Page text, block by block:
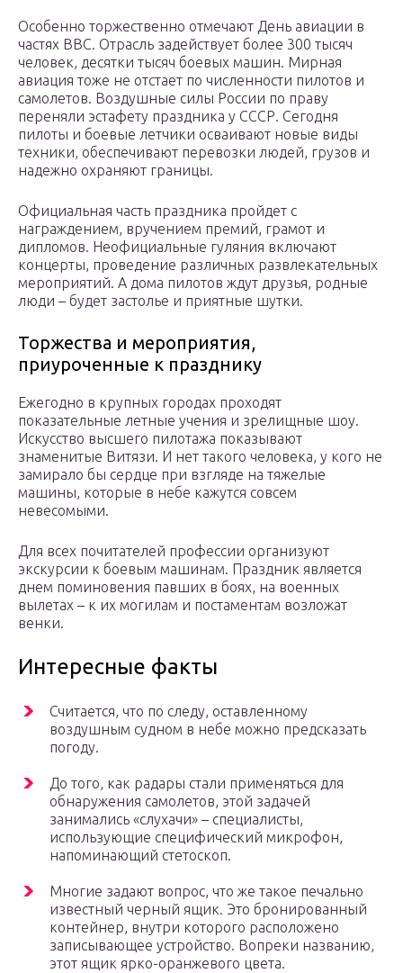
Особенно торжественно отмечают День авиации в
частях ВВС. Отрасль задействует более 300 тысяч
человек, десятки тысяч боевых машин. Мирная
авиация тоже не отстает по численности пилотов и
самолетов. Воздушные силы России по праву
переняли эстафету праздника у СССР. Сегодня
пилоты и боевые летчики осваивают новые виды
техники, обеспечивают перевозки людей, грузов и
надежно охраняют границы.
Официальная часть праздника пройдет с
награждением, вручением премий, грамот и
дипломов. Неофициальные гуляния включают
концерты, проведение различных развлекательных
мероприятий. А дома пилотов ждут друзья, родные
люди – будет застолье и приятные шутки.
Торжества и мероприятия,
приуроченные к празднику
Ежегодно в крупных городах проходят
показательные летные учения и зрелищные шоу.
Искусство высшего пилотажа показывают
знаменитые Витязи. И нет такого человека, у кого не
замирало бы сердце при взгляде на тяжелые
машины, которые в небе кажутся совсем
невесомыми.
Для всех почитателей профессии организуют
экскурсии к боевым машинам. Праздник является
днем поминовения павших в боях, на военных
вылетах – к их могилам и постаментам возложат
венки.
Интересные факты
Считается, что по следу, оставленному
воздушным судном в небе можно предсказать
погоду.
До того, как радары стали применяться для
обнаружения самолетов, этой задачей
занимались «слухачи» – специалисты,
использующие специфический микрофон,
напоминающий стетоскоп.
Многие задают вопрос, что же такое печально
известный черный ящик. Это бронированный
контейнер, внутри которого расположено
записывающее устройство. Вопреки названию,
этот ящик ярко-оранжевого цвета.